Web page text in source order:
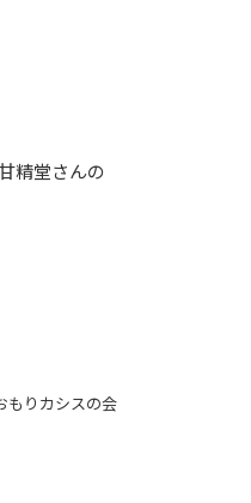
精堂さんの
もりカシスの会